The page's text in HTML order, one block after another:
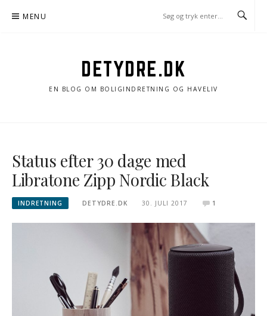
MENU
DETYDRE.DK
EN BLOG OM BOLIGINDRETNING OG HAVELIV
Status efter 30 dage med
Libratone Zipp Nordic Black
INDRETNING DETYDRE.DK 30. JULI 2017 1